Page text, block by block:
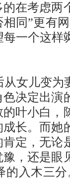
在考虑两
同”更有
每一个这
女儿变为
决定出演
叶小白，
长。而她
定，无论
，还是眼
入木三